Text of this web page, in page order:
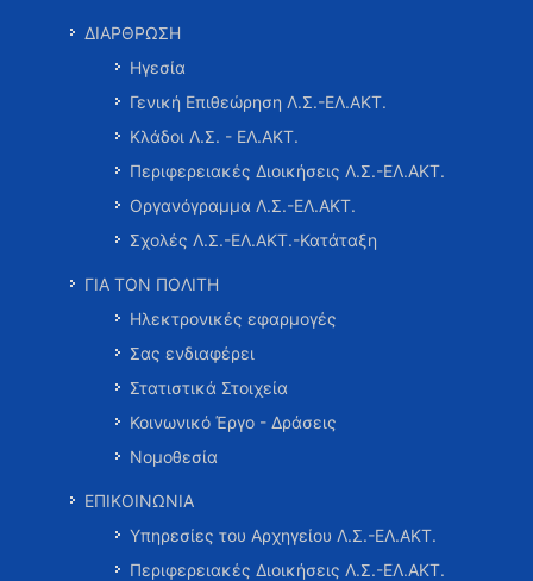
ΔΙΑΡΘΡΩΣΗ
Ηγεσία
Γενική Επιθεώρηση Λ.Σ.-ΕΛ.ΑΚΤ.
Κλάδοι Λ.Σ. - ΕΛ.ΑΚΤ.
Περιφερειακές Διοικήσεις Λ.Σ.-ΕΛ.ΑΚΤ.
Οργανόγραμμα Λ.Σ.-ΕΛ.ΑΚΤ.
Σχολές Λ.Σ.-ΕΛ.ΑΚΤ.-Κατάταξη
ΓΙΑ ΤΟΝ ΠΟΛΙΤΗ
Ηλεκτρονικές εφαρμογές
Σας ενδιαφέρει
Στατιστικά Στοιχεία
Κοινωνικό Έργο - Δράσεις
Νομοθεσία
ΕΠΙΚΟΙΝΩΝΙΑ
Υπηρεσίες του Αρχηγείου Λ.Σ.-ΕΛ.ΑΚΤ.
Περιφερειακές Διοικήσεις Λ.Σ.-ΕΛ.ΑΚΤ.